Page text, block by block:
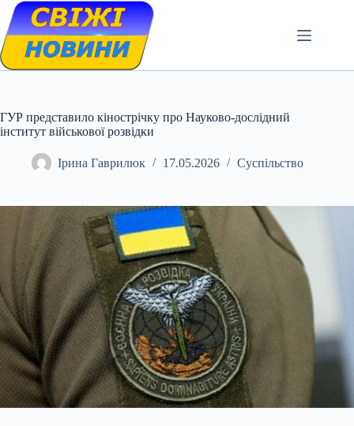
Skip
content
ГУР представило кінострічку про Науково-дослідний
інститут військової розвідки
Ірина Гаврилюк 17.05.2026 Суспільство